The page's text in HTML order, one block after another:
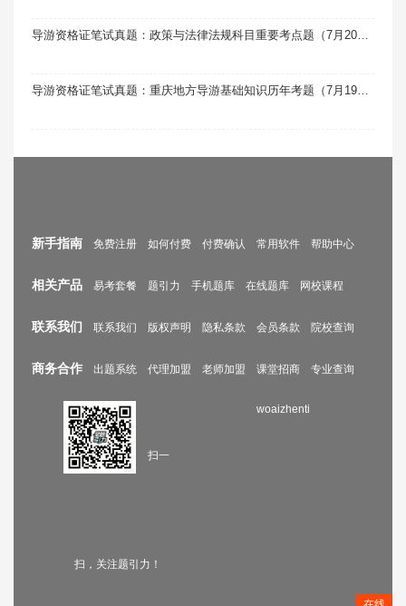
新手指南 免费注册 如何付费 付费确认 常用软件 帮助中心
相关产品 易考套餐 题引力 手机题库 在线题库 网校课程
联系我们 联系我们 版权声明 隐私条款 会员条款 院校查询
商务合作 出题系统 代理加盟 老师加盟 课堂招商 专业查询
扫一
扫，关注题引力！
woaizhenti